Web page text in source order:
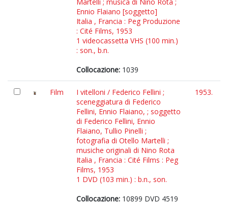
Ennio Flaiano [soggetto]
Italia , Francia : Peg Produzione
: Cité Films, 1953
1 videocassetta VHS (100 min.)
: son., b.n.
Collocazione: 1039
Film
I vitelloni / Federico Fellini ;
sceneggiatura di Federico
Fellini, Ennio Flaiano, ; soggetto
di Federico Fellini, Ennio
Flaiano, Tullio Pinelli ;
fotografia di Otello Martelli ;
musiche originali di Nino Rota
Italia , Francia : Cité Films : Peg
Films, 1953
1 DVD (103 min.) : b.n., son.
Collocazione: 10899 DVD 4519
1953.